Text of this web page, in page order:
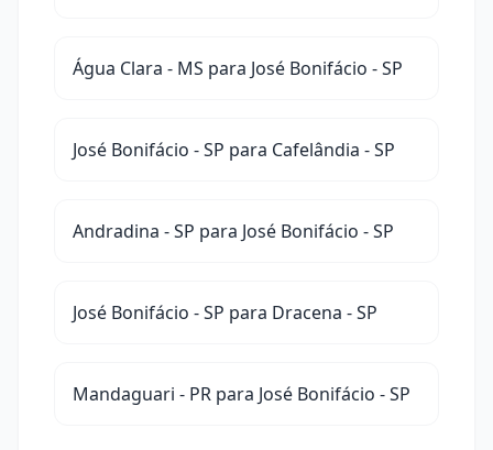
Água Clara - MS para José Bonifácio - SP
José Bonifácio - SP para Cafelândia - SP
Andradina - SP para José Bonifácio - SP
José Bonifácio - SP para Dracena - SP
Mandaguari - PR para José Bonifácio - SP